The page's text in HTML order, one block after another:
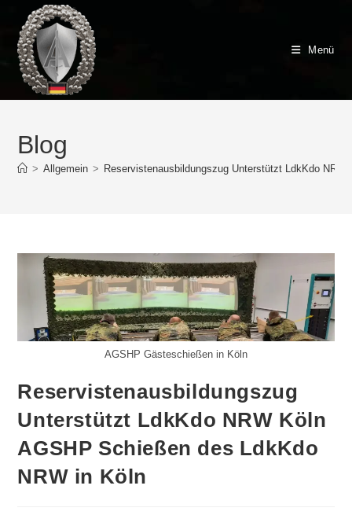
Inhalt
springen
Menü
Blog
> Allgemein > Reservistenausbildungszug Unterstützt LdkKdo
AGSHP Gästeschießen in Köln
Reservistenausbildungszug
Unterstützt LdkKdo NRW Köln
AGSHP Schießen des LdkKdo
NRW in Köln